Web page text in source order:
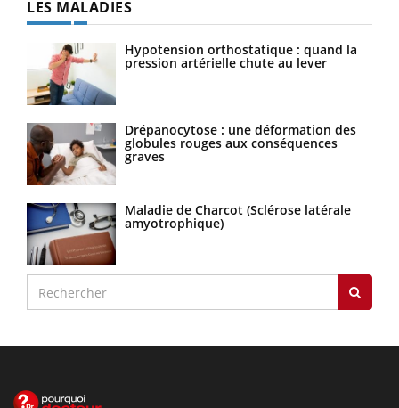
LES MALADIES
Hypotension orthostatique : quand la
pression artérielle chute au lever
Drépanocytose : une déformation des
globules rouges aux conséquences
graves
Maladie de Charcot (Sclérose latérale
amyotrophique)